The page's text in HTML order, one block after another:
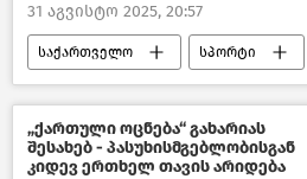
31 აგვისტო 2025, 20:57
საქართველო სპორტი
საზოგადოება ახალი ამბები
„ქართული ოცნება“ გახარიას
შესახებ - პასუხისმგებლობისგან
კიდევ ერთხელ თავის არიდება